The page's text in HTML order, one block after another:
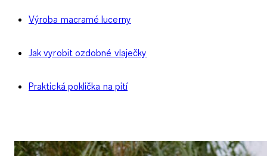
Výroba macramé lucerny
Jak vyrobit ozdobné vlaječky
Praktická poklička na pití